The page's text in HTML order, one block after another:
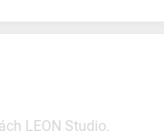
LEON Studio.